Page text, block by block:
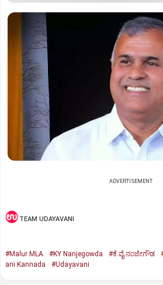
ADVERTISEMENT
TEAM UDAYAVANI
#Malur MLA #KY Nanjegowda #ಕೆ.ವೈ.ನಂಜೇಗೌಡ
ani Kannada
#Udayavani